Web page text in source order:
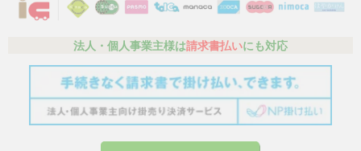
法人・個人事業主様は請求書払いにも対応